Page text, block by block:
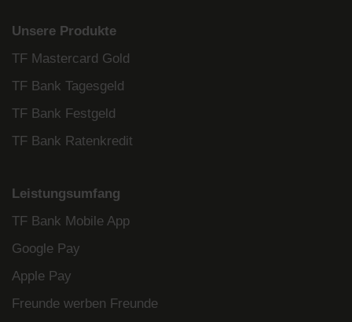
Unsere Produkte
TF Mastercard Gold
TF Bank Tagesgeld
TF Bank Festgeld
TF Bank Ratenkredit
Leistungsumfang
TF Bank Mobile App
Google Pay
Apple Pay
Freunde werben Freunde